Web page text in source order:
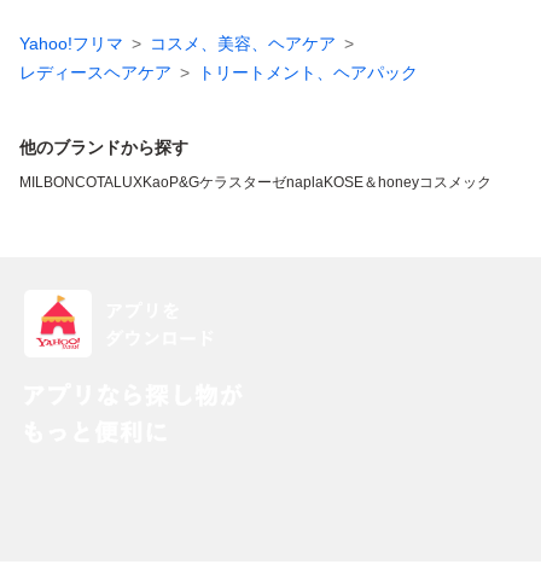
Yahoo!フリマ
コスメ、美容、ヘアケア
レディースヘアケア
トリートメント、ヘアパック
他のブランドから探す
MILBONCOTALUXKaoP&GケラスターゼnaplaKOSE＆honeyコスメック